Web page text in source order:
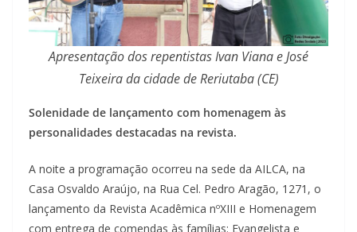
Apresentação dos repentistas Ivan Viana e José
Teixeira da cidade de Reriutaba (CE)
Solenidade de lançamento com homenagem às
personalidades destacadas na revista.
A noite a programação ocorreu na sede da AILCA, na
Casa Osvaldo Araújo, na Rua Cel. Pedro Aragão, 1271, o
lançamento da Revista Acadêmica nºXIII e Homenagem
com entrega de comendas às famílias: Evangelista e